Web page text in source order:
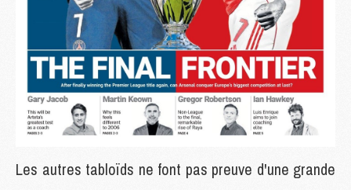
Les autres tabloïds ne font pas preuve d'une grande